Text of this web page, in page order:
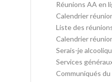
Réunions AA en
Calendrier
Liste des
Calendrier
Serais-je
Services
Communiqués du